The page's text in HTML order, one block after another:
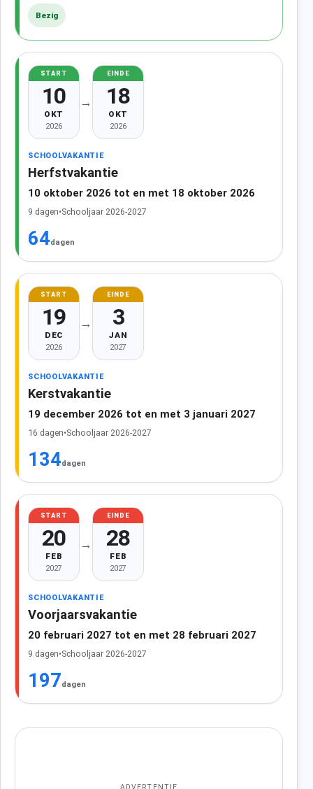
Bezig
START
10
OKT
2026
→
EINDE
18
OKT
2026
SCHOOLVAKANTIE
Herfstvakantie
10 oktober 2026 tot en met 18 oktober 2026
9 dagen•Schooljaar 2026-2027
64dagen
START
19
DEC
2026
→
EINDE
3
JAN
2027
SCHOOLVAKANTIE
Kerstvakantie
19 december 2026 tot en met 3 januari 2027
16 dagen•Schooljaar 2026-2027
134dagen
START
20
FEB
2027
→
EINDE
28
FEB
2027
SCHOOLVAKANTIE
Voorjaarsvakantie
20 februari 2027 tot en met 28 februari 2027
9 dagen•Schooljaar 2026-2027
197dagen